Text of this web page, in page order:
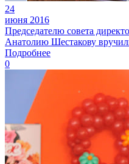
24
июня 2016
Председателю совета
Анатолию Шестакову
Подробнее
0